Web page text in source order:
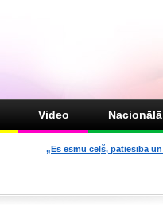
Video
„Es esmu ceļš, patiesība